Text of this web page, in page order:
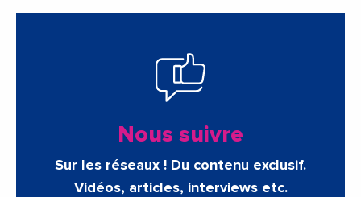
Nous suivre
Sur les réseaux ! Du contenu exclusif.
Vidéos, articles, interviews etc.